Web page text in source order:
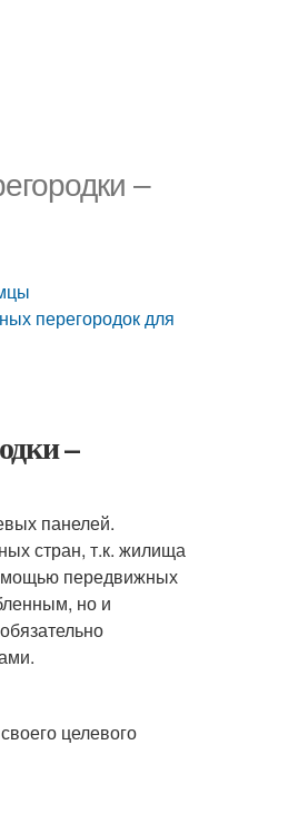
–
перегородок для
–
панелей.
стран, т.к. жилища
передвижных
но и
целевого